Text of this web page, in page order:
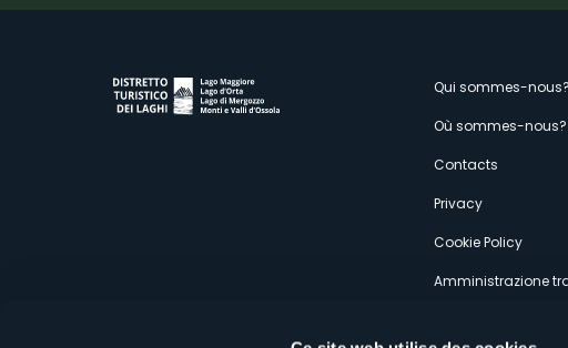
Menù
Qui sommes-nous?
Où sommes-nous?
Contacts
Privacy
Cookie Policy
Amministrazione